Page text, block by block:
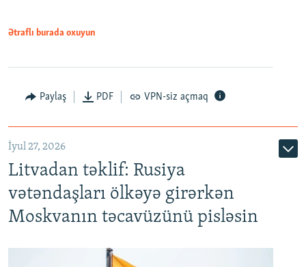
Ətraflı burada oxuyun
Paylaş PDF VPN-siz açmaq
İyul 27, 2026
Litvadan təklif: Rusiya
vətəndaşları ölkəyə girərkən
Moskvanın təcavüzünü pisləsin